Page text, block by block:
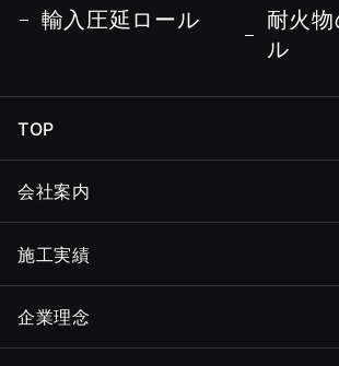
輸入圧延ロール
耐火
ル
TOP
会社案内
施工実績
企業理念